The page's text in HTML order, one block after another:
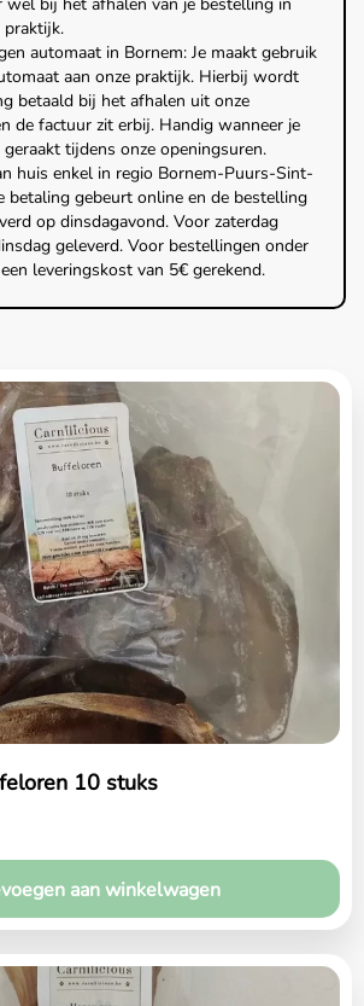
praktijk.
automaat in Bornem: Je maakt gebruik
aan onze praktijk. Hierbij wordt
betaald bij het afhalen uit onze
de factuur zit erbij. Handig wanneer je
tijdens onze openingsuren.
huis enkel in regio Bornem-Puurs-Sint-
betaling gebeurt online en de bestelling
op dinsdagavond. Voor zaterdag
geleverd. Voor bestellingen onder
leveringskost van 5€ gerekend.
10 stuks
aan winkelwagen